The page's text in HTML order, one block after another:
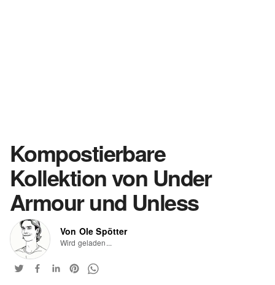
Kompostierbare
Kollektion von Under
Armour und Unless
Von Ole Spötter
Wird geladen...